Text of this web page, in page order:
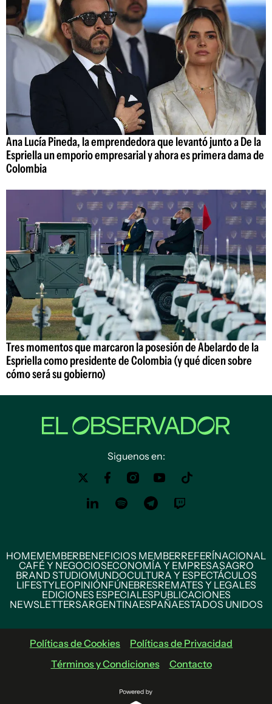
Ana Lucía Pineda, la emprendedora que levantó junto a De la
Espriella un emporio empresarial y ahora es primera dama de
Colombia
Tres momentos que marcaron la posesión de Abelardo de la
Espriella como presidente de Colombia (y qué dicen sobre
cómo será su gobierno)
Siguenos en:
HOMEMEMBERBENEFICIOS MEMBERREFERÍNACIONAL
CAFÉ Y NEGOCIOSECONOMÍA Y EMPRESASAGRO
BRAND STUDIOMUNDOCULTURA Y ESPECTÁCULOS
LIFESTYLEOPINIÓNFÚNEBRESREMATES Y LEGALES
EDICIONES ESPECIALESPUBLICACIONES
NEWSLETTERSARGENTINAESPAÑAESTADOS UNIDOS
Políticas de Cookies
Políticas de Privacidad
Términos y Condiciones
Contacto